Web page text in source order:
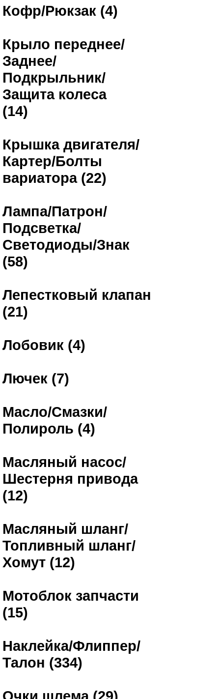
Кофр/Рюкзак (4)
Крыло переднее/
Заднее/
Подкрыльник/
Защита колеса
(14)
Крышка двигателя/
Картер/Болты
вариатора (22)
Лампа/Патрон/
Подсветка/
Светодиоды/Знак
(58)
Лепестковый клапан
(21)
Лобовик (4)
Лючек (7)
Масло/Смазки/
Полироль (4)
Масляный насос/
Шестерня привода
(12)
Масляный шланг/
Топливный шланг/
Хомут (12)
Мотоблок запчасти
(15)
Наклейка/Флиппер/
Талон (334)